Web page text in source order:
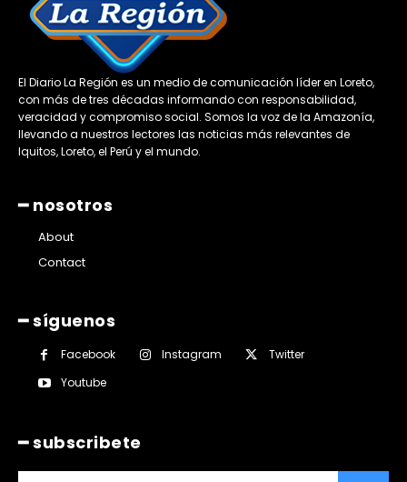
El Diario La Región es un medio de comunicación líder en Loreto,
con más de tres décadas informando con responsabilidad,
veracidad y compromiso social. Somos la voz de la Amazonía,
llevando a nuestros lectores las noticias más relevantes de
Iquitos, Loreto, el Perú y el mundo.
━ nosotros
About
Contact
━ síguenos
Facebook Instagram
Twitter
Youtube
━ subscribete